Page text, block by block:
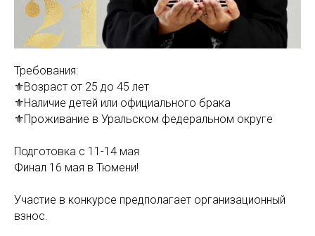
Требования:
⚜️Возраст от 25 до 45 лет
⚜️Наличие детей или официального брака
⚜️Проживание в Уральском федеральном округе
Подготовка с 11-14 мая
Финал 16 мая в Тюмени!
Участие в конкурсе предполагает организационный
взнос.